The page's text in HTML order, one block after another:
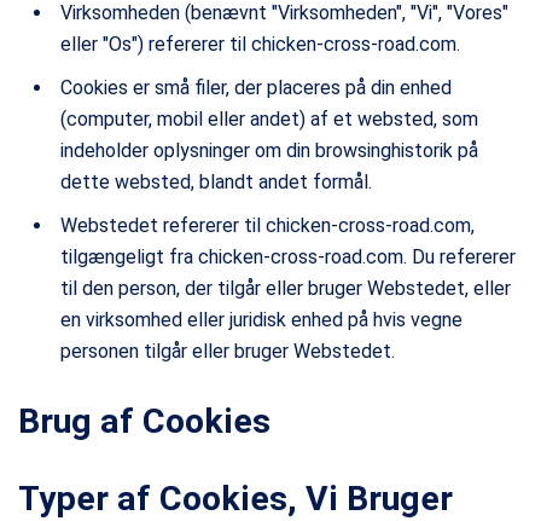
Virksomheden (benævnt "Virksomheden", "Vi", "Vores"
eller "Os") refererer til chicken-cross-road.com.
Cookies er små filer, der placeres på din enhed
(computer, mobil eller andet) af et websted, som
indeholder oplysninger om din browsinghistorik på
dette websted, blandt andet formål.
Webstedet refererer til chicken-cross-road.com,
tilgængeligt fra chicken-cross-road.com. Du refererer
til den person, der tilgår eller bruger Webstedet, eller
en virksomhed eller juridisk enhed på hvis vegne
personen tilgår eller bruger Webstedet.
Brug af Cookies
Typer af Cookies, Vi Bruger